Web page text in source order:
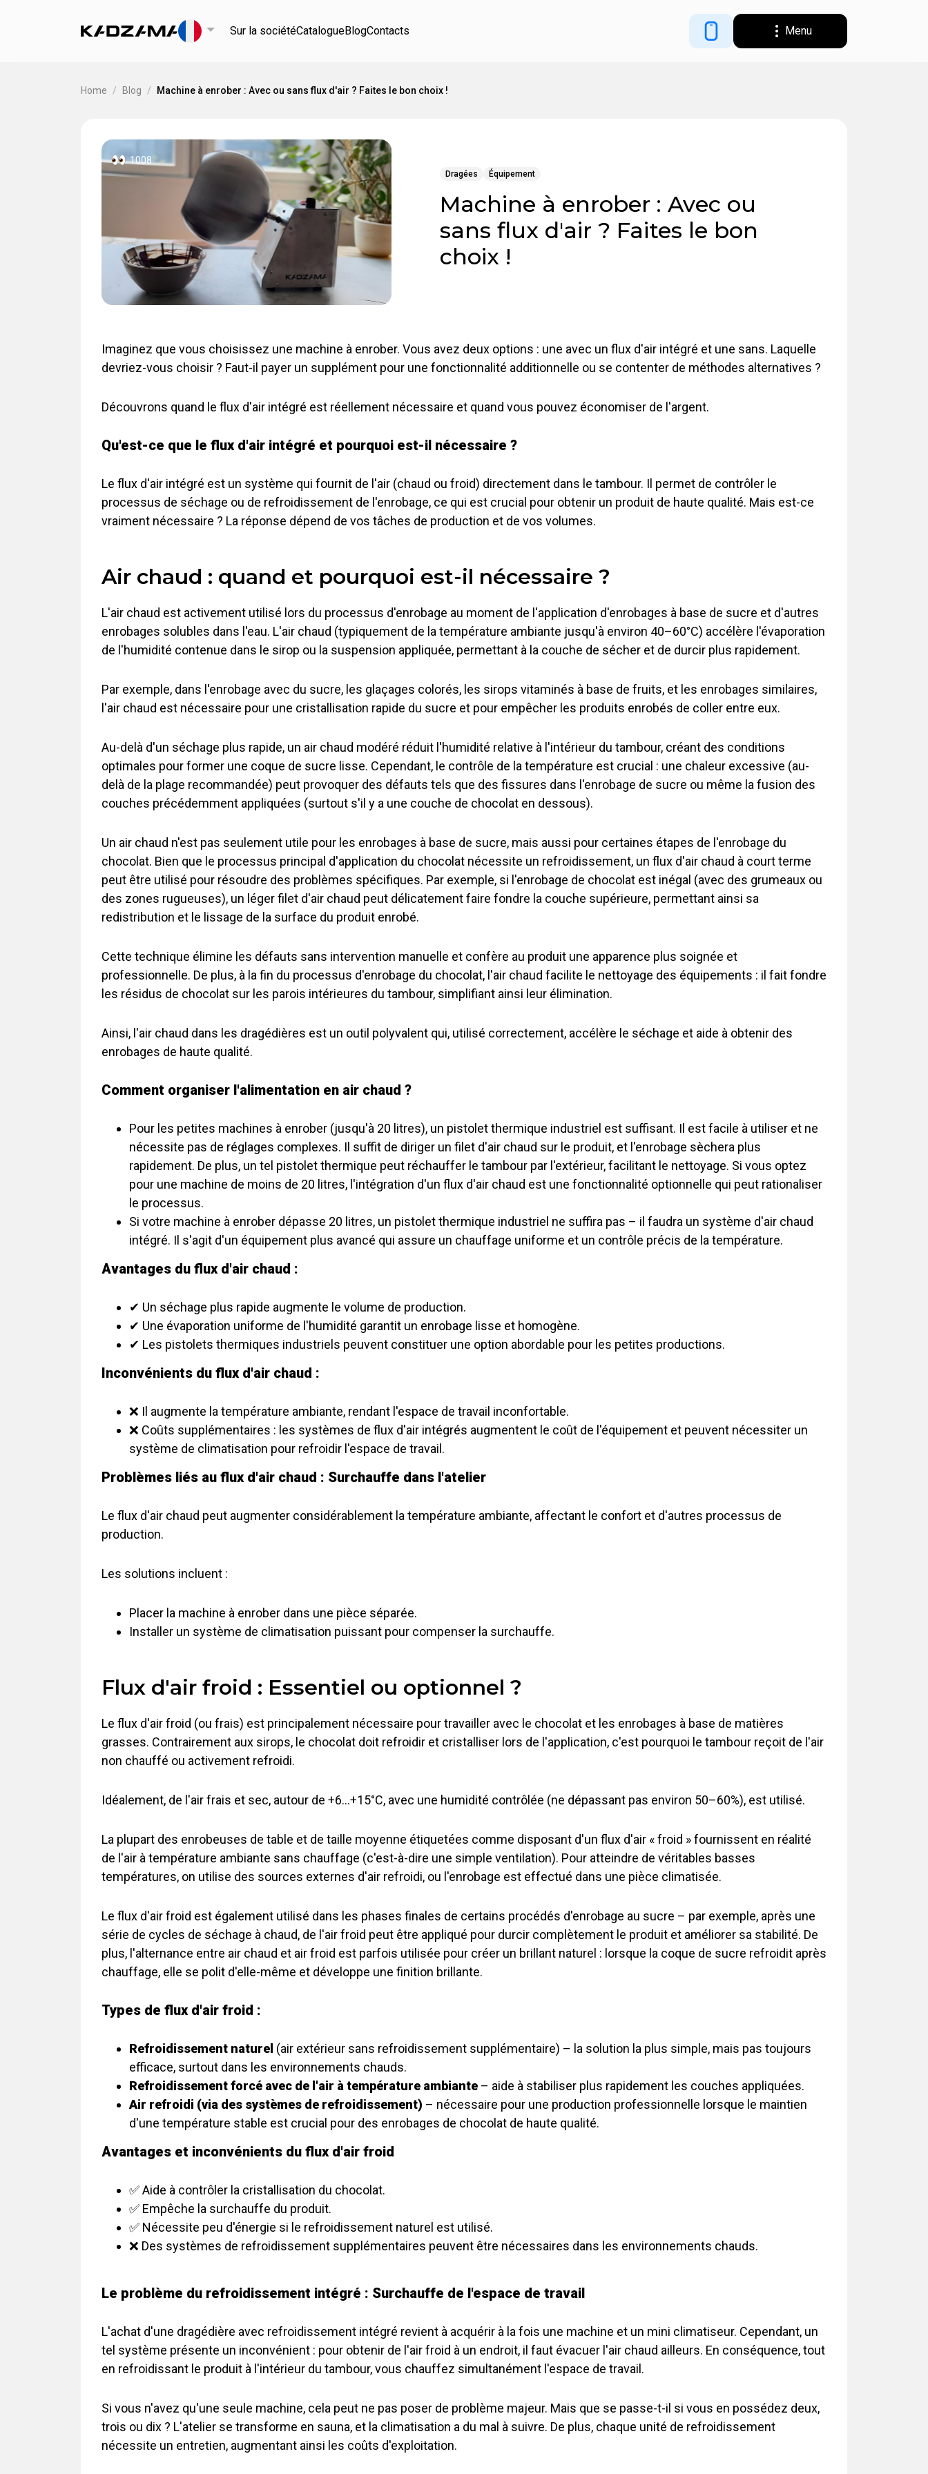
Sur la sociétéCatalogueBlogContacts Menu
Home / Blog / Machine à enrober : Avec ou sans flux d'air ? Faites le bon choix !
1008
Dragées Équipement
Machine à enrober : Avec ou
sans flux d'air ? Faites le bon
choix !
Imaginez que vous choisissez une machine à enrober. Vous avez deux options : une avec un flux d'air intégré et une sans. Laquelle
devriez-vous choisir ? Faut-il payer un supplément pour une fonctionnalité additionnelle ou se contenter de méthodes alternatives ?
Découvrons quand le flux d'air intégré est réellement nécessaire et quand vous pouvez économiser de l'argent.
Qu'est-ce que le flux d'air intégré et pourquoi est-il nécessaire ?
Le flux d'air intégré est un système qui fournit de l'air (chaud ou froid) directement dans le tambour. Il permet de contrôler le
processus de séchage ou de refroidissement de l'enrobage, ce qui est crucial pour obtenir un produit de haute qualité. Mais est-ce
vraiment nécessaire ? La réponse dépend de vos tâches de production et de vos volumes.
Air chaud : quand et pourquoi est-il nécessaire ?
L'air chaud est activement utilisé lors du processus d'enrobage au moment de l'application d'enrobages à base de sucre et d'autres
enrobages solubles dans l'eau. L'air chaud (typiquement de la température ambiante jusqu'à environ 40–60°C) accélère l'évaporation
de l'humidité contenue dans le sirop ou la suspension appliquée, permettant à la couche de sécher et de durcir plus rapidement.
Par exemple, dans l'enrobage avec du sucre, les glaçages colorés, les sirops vitaminés à base de fruits, et les enrobages similaires,
l'air chaud est nécessaire pour une cristallisation rapide du sucre et pour empêcher les produits enrobés de coller entre eux.
Au-delà d'un séchage plus rapide, un air chaud modéré réduit l'humidité relative à l'intérieur du tambour, créant des conditions
optimales pour former une coque de sucre lisse. Cependant, le contrôle de la température est crucial : une chaleur excessive (au-
delà de la plage recommandée) peut provoquer des défauts tels que des fissures dans l'enrobage de sucre ou même la fusion des
couches précédemment appliquées (surtout s'il y a une couche de chocolat en dessous).
Un air chaud n'est pas seulement utile pour les enrobages à base de sucre, mais aussi pour certaines étapes de l'enrobage du
chocolat. Bien que le processus principal d'application du chocolat nécessite un refroidissement, un flux d'air chaud à court terme
peut être utilisé pour résoudre des problèmes spécifiques. Par exemple, si l'enrobage de chocolat est inégal (avec des grumeaux ou
des zones rugueuses), un léger filet d'air chaud peut délicatement faire fondre la couche supérieure, permettant ainsi sa
redistribution et le lissage de la surface du produit enrobé.
Cette technique élimine les défauts sans intervention manuelle et confère au produit une apparence plus soignée et
professionnelle. De plus, à la fin du processus d'enrobage du chocolat, l'air chaud facilite le nettoyage des équipements : il fait fondre
les résidus de chocolat sur les parois intérieures du tambour, simplifiant ainsi leur élimination.
Ainsi, l'air chaud dans les dragédières est un outil polyvalent qui, utilisé correctement, accélère le séchage et aide à obtenir des
enrobages de haute qualité.
Comment organiser l'alimentation en air chaud ?
Pour les petites machines à enrober (jusqu'à 20 litres), un pistolet thermique industriel est suffisant. Il est facile à utiliser et ne
nécessite pas de réglages complexes. Il suffit de diriger un filet d'air chaud sur le produit, et l'enrobage sèchera plus
rapidement. De plus, un tel pistolet thermique peut réchauffer le tambour par l'extérieur, facilitant le nettoyage. Si vous optez
pour une machine de moins de 20 litres, l'intégration d'un flux d'air chaud est une fonctionnalité optionnelle qui peut rationaliser
le processus.
Si votre machine à enrober dépasse 20 litres, un pistolet thermique industriel ne suffira pas – il faudra un système d'air chaud
intégré. Il s'agit d'un équipement plus avancé qui assure un chauffage uniforme et un contrôle précis de la température.
Avantages du flux d'air chaud :
✔ Un séchage plus rapide augmente le volume de production.
✔ Une évaporation uniforme de l'humidité garantit un enrobage lisse et homogène.
✔ Les pistolets thermiques industriels peuvent constituer une option abordable pour les petites productions.
Inconvénients du flux d'air chaud :
❌ Il augmente la température ambiante, rendant l'espace de travail inconfortable.
❌ Coûts supplémentaires : les systèmes de flux d'air intégrés augmentent le coût de l'équipement et peuvent nécessiter un
système de climatisation pour refroidir l'espace de travail.
Problèmes liés au flux d'air chaud : Surchauffe dans l'atelier
Le flux d'air chaud peut augmenter considérablement la température ambiante, affectant le confort et d'autres processus de
production.
Les solutions incluent :
Placer la machine à enrober dans une pièce séparée.
Installer un système de climatisation puissant pour compenser la surchauffe.
Flux d'air froid : Essentiel ou optionnel ?
Le flux d'air froid (ou frais) est principalement nécessaire pour travailler avec le chocolat et les enrobages à base de matières
grasses. Contrairement aux sirops, le chocolat doit refroidir et cristalliser lors de l'application, c'est pourquoi le tambour reçoit de l'air
non chauffé ou activement refroidi.
Idéalement, de l'air frais et sec, autour de +6…+15°C, avec une humidité contrôlée (ne dépassant pas environ 50–60%), est utilisé.
La plupart des enrobeuses de table et de taille moyenne étiquetées comme disposant d'un flux d'air « froid » fournissent en réalité
de l'air à température ambiante sans chauffage (c'est-à-dire une simple ventilation). Pour atteindre de véritables basses
températures, on utilise des sources externes d'air refroidi, ou l'enrobage est effectué dans une pièce climatisée.
Le flux d'air froid est également utilisé dans les phases finales de certains procédés d'enrobage au sucre – par exemple, après une
série de cycles de séchage à chaud, de l'air froid peut être appliqué pour durcir complètement le produit et améliorer sa stabilité. De
plus, l'alternance entre air chaud et air froid est parfois utilisée pour créer un brillant naturel : lorsque la coque de sucre refroidit après
chauffage, elle se polit d'elle-même et développe une finition brillante.
Types de flux d'air froid :
Refroidissement naturel (air extérieur sans refroidissement supplémentaire) – la solution la plus simple, mais pas toujours
efficace, surtout dans les environnements chauds.
Refroidissement forcé avec de l'air à température ambiante – aide à stabiliser plus rapidement les couches appliquées.
Air refroidi (via des systèmes de refroidissement) – nécessaire pour une production professionnelle lorsque le maintien
d'une température stable est crucial pour des enrobages de chocolat de haute qualité.
Avantages et inconvénients du flux d'air froid
✅ Aide à contrôler la cristallisation du chocolat.
✅ Empêche la surchauffe du produit.
✅ Nécessite peu d'énergie si le refroidissement naturel est utilisé.
❌ Des systèmes de refroidissement supplémentaires peuvent être nécessaires dans les environnements chauds.
Le problème du refroidissement intégré : Surchauffe de l'espace de travail
L'achat d'une dragédière avec refroidissement intégré revient à acquérir à la fois une machine et un mini climatiseur. Cependant, un
tel système présente un inconvénient : pour obtenir de l'air froid à un endroit, il faut évacuer l'air chaud ailleurs. En conséquence, tout
en refroidissant le produit à l'intérieur du tambour, vous chauffez simultanément l'espace de travail.
Si vous n'avez qu'une seule machine, cela peut ne pas poser de problème majeur. Mais que se passe-t-il si vous en possédez deux,
trois ou dix ? L'atelier se transforme en sauna, et la climatisation a du mal à suivre. De plus, chaque unité de refroidissement
nécessite un entretien, augmentant ainsi les coûts d'exploitation.